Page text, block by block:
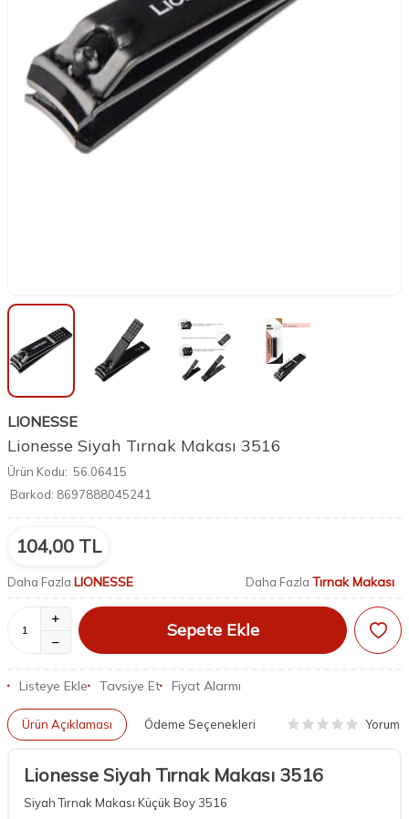
LIONESSE
Lionesse Siyah Tırnak Makası 3516
Ürün Kodu: 56.06415
Barkod: 8697888045241
104,00 TL
Daha Fazla LIONESSE Daha Fazla Tırnak Makası
Sepete Ekle
Listeye Ekle Tavsiye Et Fiyat Alarmı
Ürün Açıklaması Ödeme Seçenekleri Yorum
Lionesse Siyah Tırnak Makası 3516
Siyah Tırnak Makası Küçük Boy 3516